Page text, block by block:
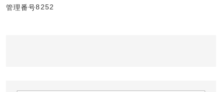
管理番号8252